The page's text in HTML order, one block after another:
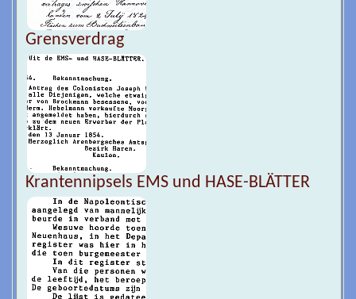
Grensverdrag
Krantennipsels EMS und HASE-BLÄTTER